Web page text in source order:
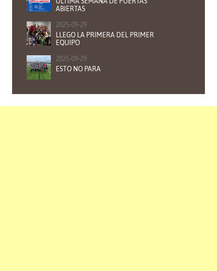
ABIERTAS
2025-09-29
LLEGO LA PRIMERA DEL PRIMER
EQUIPO
2025-09-29
ESTO NO PARA